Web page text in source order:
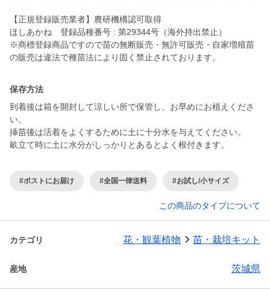
【正規登録販売業者】農研機構認可取得
ほしあかね 登録品種番号 : 第29344号（海外持出禁止）
※商標登録商品ですので苗の無断販売・無許可販売・自家増殖苗
の販売は違法で種苗法により固く禁止されております。
保存方法
到着後は箱を開封して涼しい所で保管し、お早めにお植えくださ
い。
挿苗後は活着をよくするために土に十分水を与えてください。
#ポストにお届け #全国一律送料 #お試し/小サイズ
この商品のタイプについて
カテゴリ 花・観葉植物 苗・栽培キット
産地 茨城県